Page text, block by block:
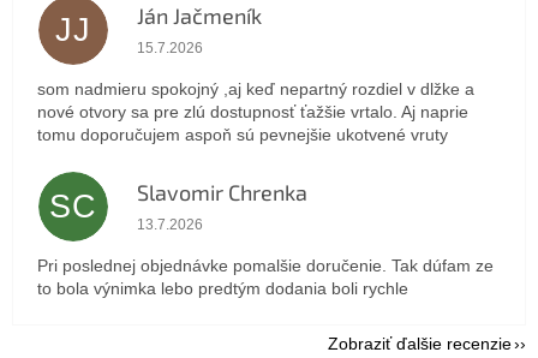
JJ Ján Jačmeník
Hodnotenie obchodu je 5 z 5 hviezdičiek.
15.7.2026
som nadmieru spokojný ,aj keď nepartný rozdiel v dlžke a
nové otvory sa pre zlú dostupnosť ťažšie vrtalo. Aj naprie
tomu doporučujem aspoň sú pevnejšie ukotvené vruty
SC Slavomir Chrenka
Hodnotenie obchodu je 5 z 5 hviezdičiek.
13.7.2026
Pri poslednej objednávke pomalšie doručenie. Tak dúfam ze
to bola výnimka lebo predtým dodania boli rychle
Zobraziť ďalšie recenzie